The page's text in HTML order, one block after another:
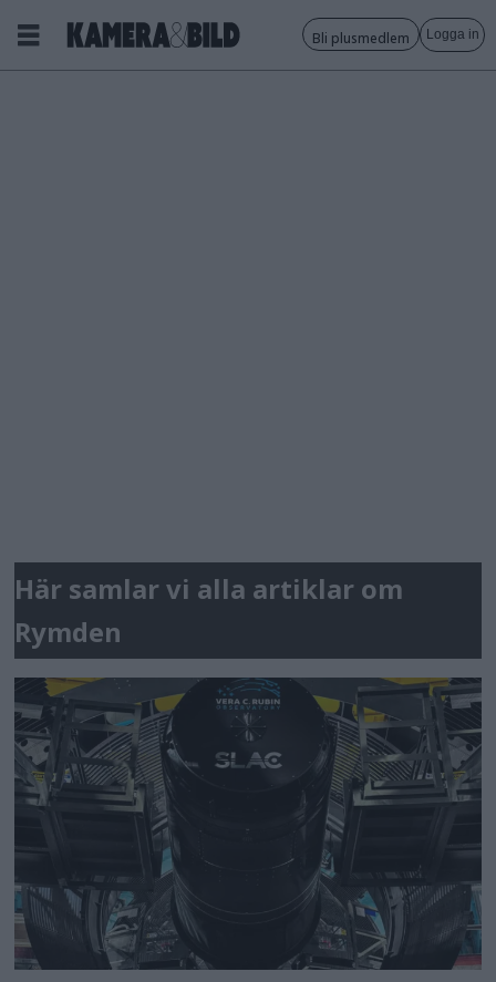
Bli plusmedlem Logga in
Här samlar vi alla artiklar om
Rymden